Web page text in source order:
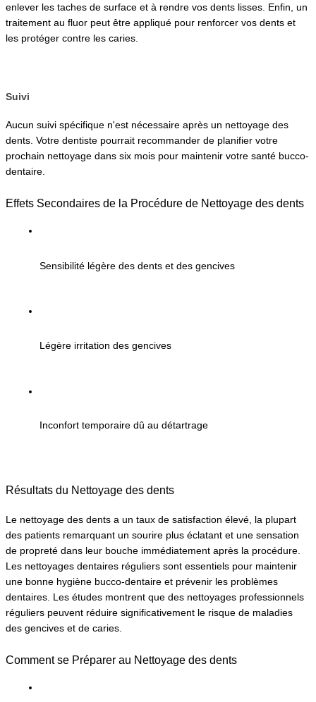
enlever les taches de surface et à rendre vos dents lisses. Enfin, un
traitement au fluor peut être appliqué pour renforcer vos dents et
les protéger contre les caries.
Suivi
Aucun suivi spécifique n'est nécessaire après un nettoyage des
dents. Votre dentiste pourrait recommander de planifier votre
prochain nettoyage dans six mois pour maintenir votre santé bucco-
dentaire.
Effets Secondaires de la Procédure de Nettoyage des dents
Sensibilité légère des dents et des gencives
Légère irritation des gencives
Inconfort temporaire dû au détartrage
Résultats du Nettoyage des dents
Le nettoyage des dents a un taux de satisfaction élevé, la plupart
des patients remarquant un sourire plus éclatant et une sensation
de propreté dans leur bouche immédiatement après la procédure.
Les nettoyages dentaires réguliers sont essentiels pour maintenir
une bonne hygiène bucco-dentaire et prévenir les problèmes
dentaires. Les études montrent que des nettoyages professionnels
réguliers peuvent réduire significativement le risque de maladies
des gencives et de caries.
Comment se Préparer au Nettoyage des dents